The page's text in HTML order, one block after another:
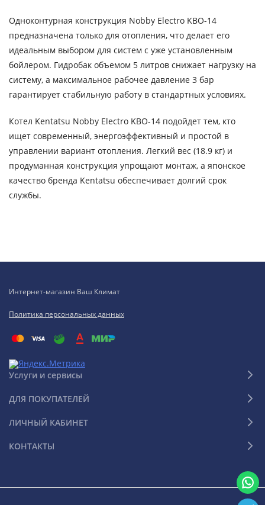
Одноконтурная конструкция Nobby Electro KBO-14
предназначена только для отопления, что делает его
идеальным выбором для систем с уже установленным
бойлером. Гидробак объемом 5 литров снижает нагрузку на
систему, а максимальное рабочее давление 3 бар
гарантирует стабильную работу в стандартных условиях.
Котел Kentatsu Nobby Electro KBO-14 подойдет тем, кто
ищет современный, энергоэффективный и простой в
управлении вариант отопления. Легкий вес (18.9 кг) и
продуманная конструкция упрощают монтаж, а японское
качество бренда Kentatsu обеспечивает долгий срок
службы.
Интернет-магазин Ваш Климат
Политика персональных данных
Услуги и сервисы
ДЛЯ ПОКУПАТЕЛЕЙ
ЛИЧНЫЙ КАБИНЕТ
КОНТАКТЫ